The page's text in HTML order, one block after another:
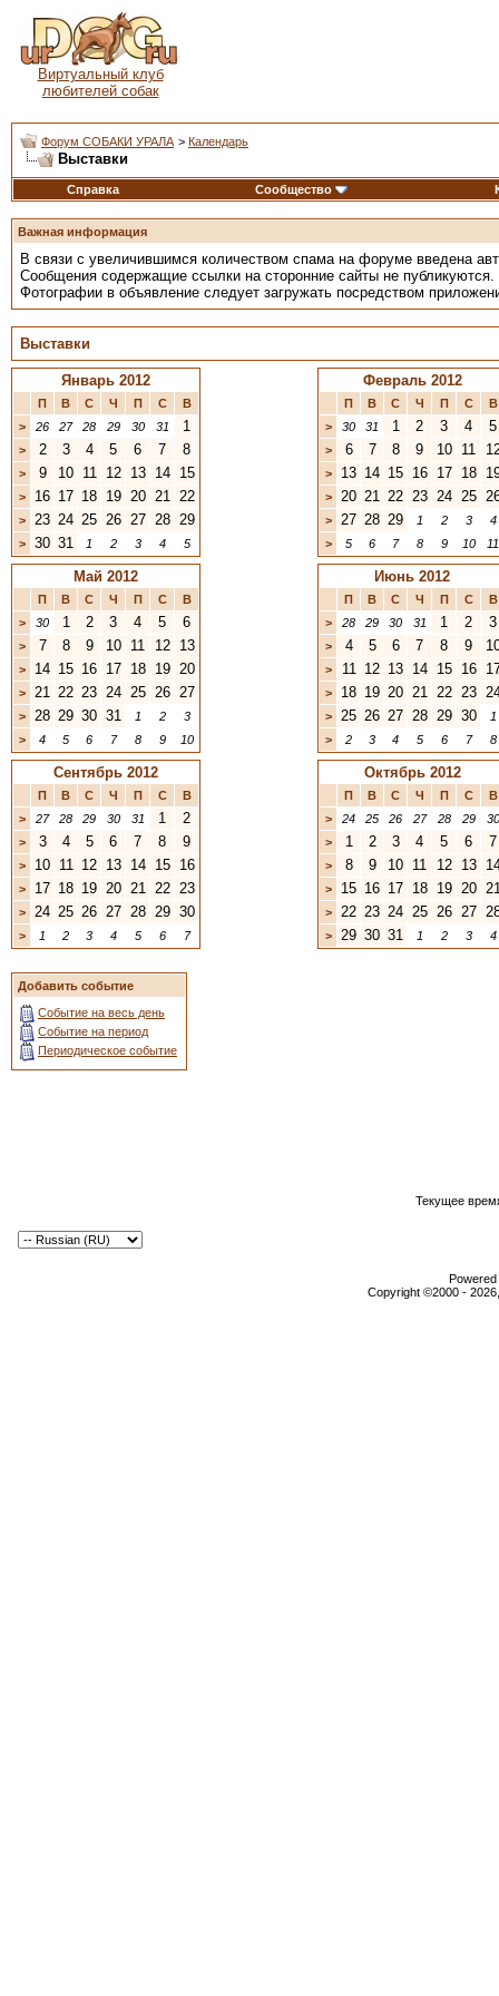
Виртуальный клуб
любителей собак
Форум СОБАКИ УРАЛА > Календарь
Выставки
Справка Сообщество
Важная информация
В связи с увеличившимся количеством спама на форуме введена
Сообщения содержащие ссылки на сторонние сайты не публикуются.
Фотографии в объявление следует загружать посредством
Выставки
Январь 2012
П В С Ч П С
В
>
26 27 28 29 30 31 1
> 2 3 4 5 6 7 8
> 9 10 11 12 13 14 15
> 16 17 18 19 20 21 22
> 23 24 25 26 27 28 29
> 30 31 1 2 3 4 5
Февраль 2012
П В С Ч П С
В
>
30 31 1 2 3 4 5
> 6 7 8 9 10 11
> 13 14 15 16 17 18
> 20 21 22 23 24 25
> 27 28 29 1 2 3
4
>
5 6 7 8 9 10 11
Май 2012
П В С Ч П С
В
>
30 1 2 3 4 5 6
> 7 8 9 10 11 12 13
> 14 15 16 17 18 19 20
> 21 22 23 24 25 26 27
> 28 29 30 31 1 2
3
>
4 5 6 7 8 9 10
Июнь 2012
П В С Ч П С
В
>
28 29 30 31 1 2 3
> 4 5 6 7 8 9
> 11 12 13 14 15 16
> 18 19 20 21 22 23
> 25 26 27 28 29 30
1
>
2 3 4 5 6 7 8
Сентябрь 2012
П В С Ч П С
В
>
27 28 29 30 31 1 2
> 3 4 5 6 7 8 9
> 10 11 12 13 14 15 16
> 17 18 19 20 21 22 23
> 24 25 26 27 28 29 30
> 1 2 3 4 5 6 7
Октябрь 2012
П В С Ч П С
В
>
24 25 26 27 28 29
30
>
1 2 3 4 5 6 7
> 8 9 10 11 12 13
> 15 16 17 18 19 20
> 22 23 24 25 26 27
> 29 30 31 1 2 3 4
Добавить событие
Событие на весь день
Событие на период
Периодическое событие
Текущее
Copyright ©2000 -